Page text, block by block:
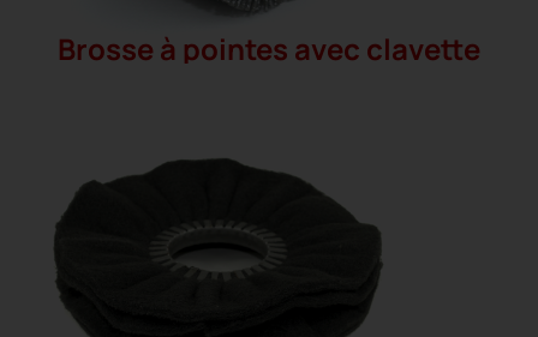
Brosse à pointes avec clavette